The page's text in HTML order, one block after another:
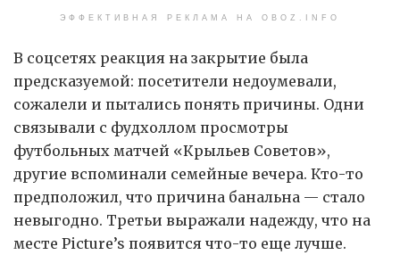
ЭФФЕКТИВНАЯ РЕКЛАМА НА OBOZ.INFO
В соцсетях реакция на закрытие была
предсказуемой: посетители недоумевали,
сожалели и пытались понять причины. Одни
связывали с фудхоллом просмотры
футбольных матчей «Крыльев Советов»,
другие вспоминали семейные вечера. Кто-то
предположил, что причина банальна — стало
невыгодно. Третьи выражали надежду, что на
месте Picture’s появится что-то еще лучше.